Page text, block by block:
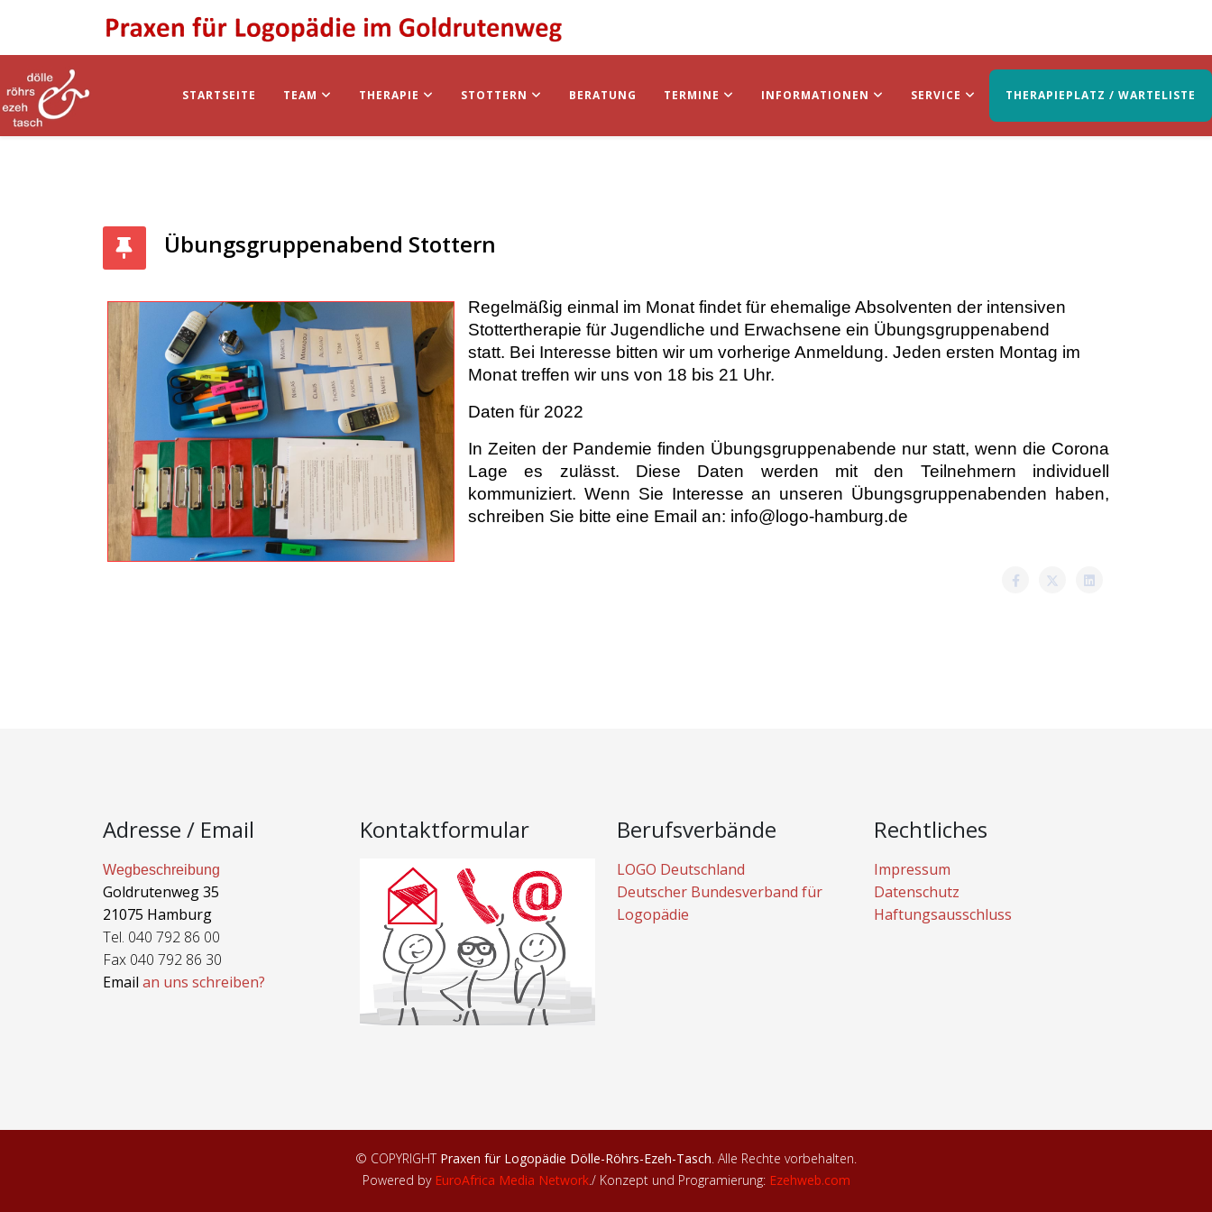
STARTSEITE TEAM THERAPIE STOTTERN BERATUNG TERMINE INFORMATIONEN SERVICE THERAPIEPLATZ / WARTELISTE
Übungsgruppenabend Stottern
Regelmäßig einmal im Monat findet für ehemalige Absolventen der intensiven
Stottertherapie für Jugendliche und Erwachsene ein Übungsgruppenabend
statt. Bei Interesse bitten wir um vorherige Anmeldung. Jeden ersten Montag im
Monat treffen wir uns von 18 bis 21 Uhr.
Daten für 2022
In Zeiten der Pandemie finden Übungsgruppenabende nur statt, wenn die Corona
Lage es zulässt. Diese Daten werden mit den Teilnehmern individuell
kommuniziert. Wenn Sie Interesse an unseren Übungsgruppenabenden haben,
schreiben Sie bitte eine Email an: info@logo-hamburg.de
Adresse / Email
Wegbeschreibung
Goldrutenweg 35
21075 Hamburg
Tel. 040 792 86 00
Fax 040 792 86 30
Email an uns schreiben?
Kontaktformular Berufsverbände
LOGO Deutschland
Deutscher Bundesverband für
Logopädie
Rechtliches
Impressum
Datenschutz
Haftungsausschluss
© COPYRIGHT Praxen für Logopädie Dölle-Röhrs-Ezeh-Tasch. Alle Rechte vorbehalten.
Powered by EuroAfrica Media Network./ Konzept und Programierung: Ezehweb.com